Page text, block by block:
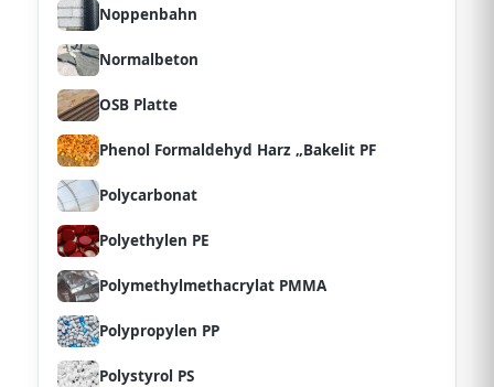
Noppenbahn
Normalbeton
OSB Platte
Phenol Formaldehyd Harz „Bakelit PF
Polycarbonat
Polyethylen PE
Polymethylmethacrylat PMMA
Polypropylen PP
Polystyrol PS